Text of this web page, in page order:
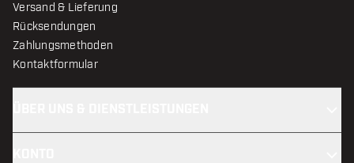
Versand & Lieferung
Rücksendungen
Zahlungsmethoden
Kontaktformular